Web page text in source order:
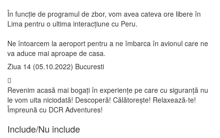
În funcție de programul de zbor, vom avea cateva ore libere în
Lima pentru o ultima interacțiune cu Peru.
Ne întoarcem la aeroport pentru a ne îmbarca în avionul care ne
va aduce mai aproape de casa.
Ziua 14 (05.10.2022) Bucuresti
Revenim acasă mai bogați în experiențe pe care cu siguranță nu
le vom uita niciodată! Descoperă! Călătorește! Relaxează-te!
Împreună cu DCR Adventures!
Include/Nu include